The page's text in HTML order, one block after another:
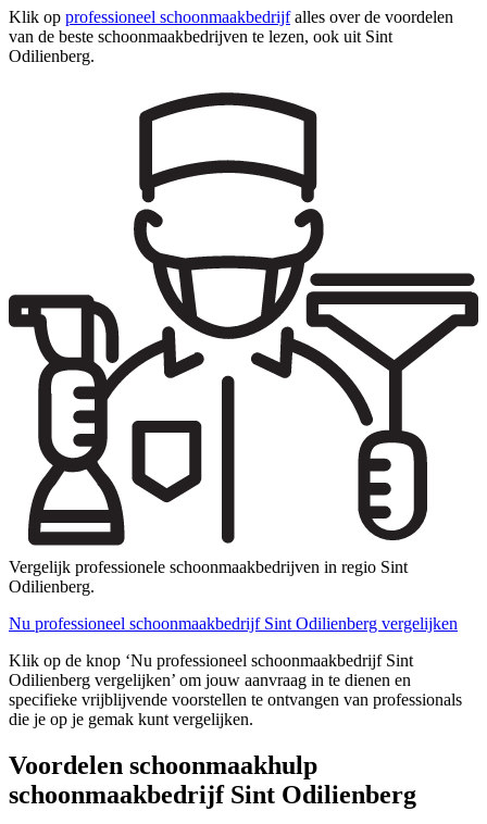
Klik op professioneel schoonmaakbedrijfalles over de voordelen
van de beste schoonmaakbedrijven te lezen, ook uit Sint
Odilienberg.
Vergelijk professionele schoonmaakbedrijven in regio Sint
Odilienberg.
Nu professioneel schoonmaakbedrijf Sint Odilienberg vergelijken
Klik op de knop ‘Nu professioneel schoonmaakbedrijf Sint
Odilienberg vergelijken’ om jouw aanvraag in te dienen en
specifieke vrijblijvende voorstellen te ontvangen van professionals
die je op je gemak kunt vergelijken.
Voordelen schoonmaakhulp
schoonmaakbedrijf Sint Odilienberg